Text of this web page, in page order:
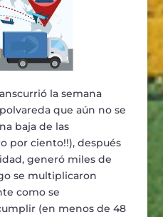
la semana
que aún no se
baja de las
por ciento!!), después
generó miles de
se multiplicaron
como se
(en menos de 48